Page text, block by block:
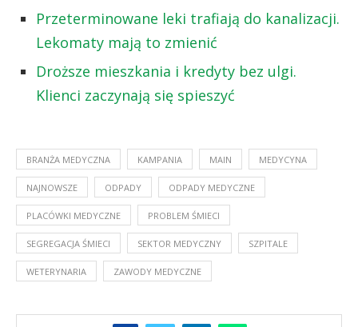
Przeterminowane leki trafiają do kanalizacji.
Lekomaty mają to zmienić
Droższe mieszkania i kredyty bez ulgi.
Klienci zaczynają się spieszyć
BRANŻA MEDYCZNA KAMPANIA MAIN MEDYCYNA
NAJNOWSZE ODPADY ODPADY MEDYCZNE
PLACÓWKI MEDYCZNE PROBLEM ŚMIECI
SEGREGACJA ŚMIECI SEKTOR MEDYCZNY SZPITALE
WETERYNARIA ZAWODY MEDYCZNE